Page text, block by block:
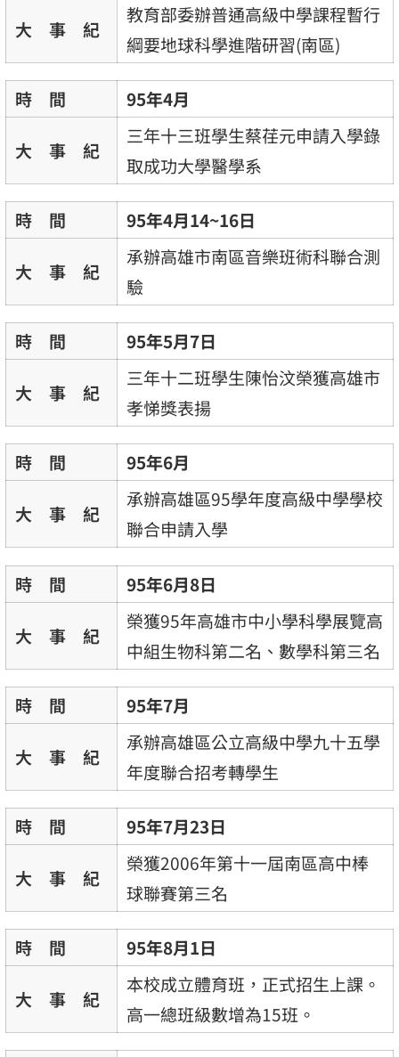
大 事 紀
教育部委辦普通高級中學課程暫行
綱要地球科學進階研習(南區)
時 間 95年4月
大 事 紀
三年十三班學生蔡荏元申請入學錄
取成功大學醫學系
時 間 95年4月14~16日
大 事 紀
承辦高雄市南區音樂班術科聯合測
驗
時 間 95年5月7日
大 事 紀
三年十二班學生陳怡汶榮獲高雄市
孝悌獎表揚
時 間 95年6月
大 事 紀
承辦高雄區95學年度高級中學學校
聯合申請入學
時 間 95年6月8日
大 事 紀
榮獲95年高雄市中小學科學展覽高
中組生物科第二名、數學科第三名
時 間 95年7月
大 事 紀
承辦高雄區公立高級中學九十五學
年度聯合招考轉學生
時 間 95年7月23日
大 事 紀
榮獲2006年第十一屆南區高中棒
球聯賽第三名
時 間 95年8月1日
大 事 紀
本校成立體育班，正式招生上課。
高一總班級數增為15班。